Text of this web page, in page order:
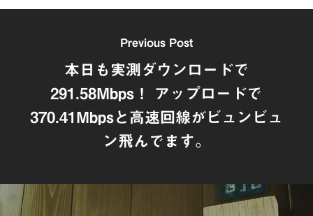
Previous Post
本日も実測ダウンロードで
291.58Mbps！ アップロードで
370.41Mbpsと高速回線がビュンビュ
ン飛んでます。